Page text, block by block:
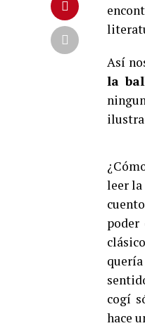
Así
la
leer la
poder
cogí
hace